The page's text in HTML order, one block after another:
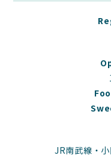
JR南武線・